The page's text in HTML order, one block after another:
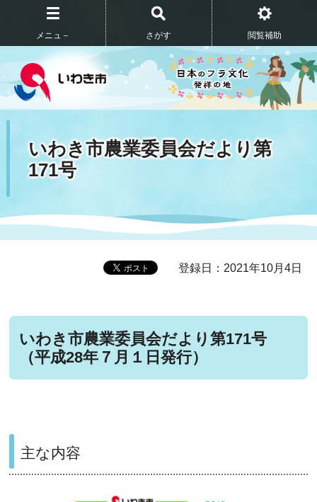
メニュ－ さがす 閲覧補助
いわき市農業委員会だより第
171号
登録日：2021年10月4日
いわき市農業委員会だより第171号
（平成28年７月１日発行）
主な内容